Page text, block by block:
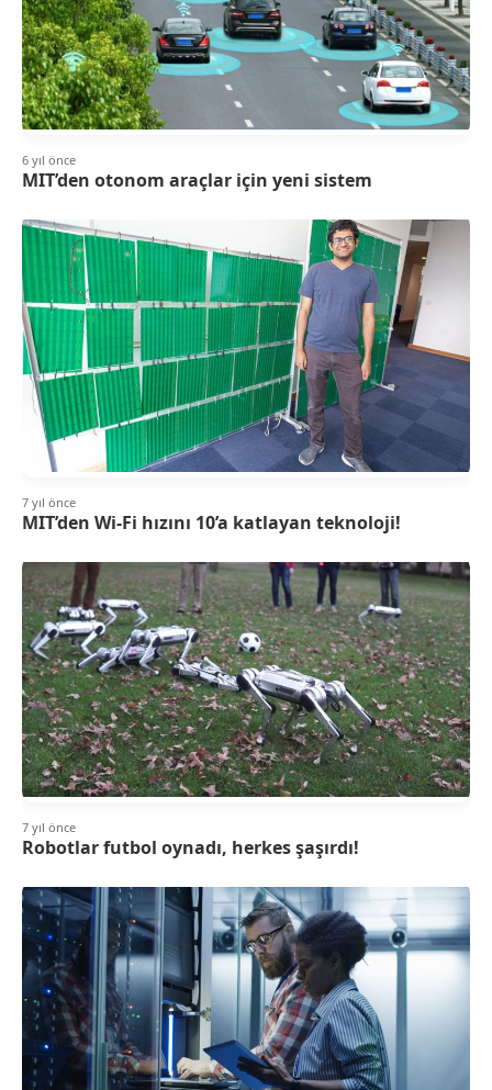
6 yıl önce
MIT’den otonom araçlar için yeni sistem
7 yıl önce
MIT’den Wi-Fi hızını 10’a katlayan teknoloji!
7 yıl önce
Robotlar futbol oynadı, herkes şaşırdı!